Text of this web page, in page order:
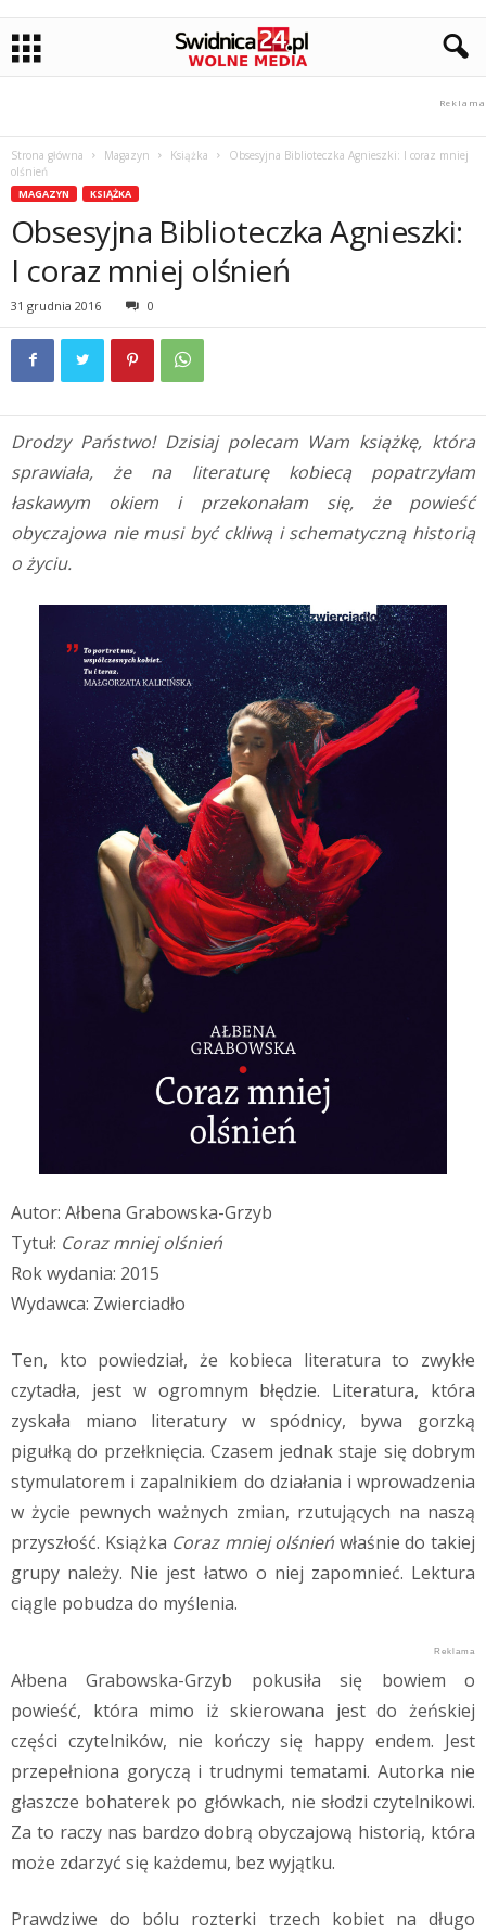
Strona główna Magazyn Książka
Obsesyjna Biblioteczka Agnieszki: I coraz mniej
olśnień
MAGAZYN KSIĄŻKA
Obsesyjna Biblioteczka Agnieszki:
I coraz mniej olśnień
31 grudnia 2016 0
Drodzy Państwo! Dzisiaj polecam Wam książkę, która
sprawiała, że na literaturę kobiecą popatrzyłam
łaskawym okiem i przekonałam się, że powieść
obyczajowa nie musi być ckliwą i schematyczną historią
o życiu.
Autor: Ałbena Grabowska-Grzyb
Tytuł: Coraz mniej olśnień
Rok wydania: 2015
Wydawca: Zwierciadło
Ten, kto powiedział, że kobieca literatura to zwykłe
czytadła, jest w ogromnym błędzie. Literatura, która
zyskała miano literatury w spódnicy, bywa gorzką
pigułką do przełknięcia. Czasem jednak staje się dobrym
stymulatorem i zapalnikiem do działania i wprowadzenia
w życie pewnych ważnych zmian, rzutujących na naszą
przyszłość. Książka Coraz mniej olśnień właśnie do takiej
grupy należy. Nie jest łatwo o niej zapomnieć. Lektura
ciągle pobudza do myślenia.
Ałbena Grabowska-Grzyb pokusiła się bowiem o
powieść, która mimo iż skierowana jest do żeńskiej
części czytelników, nie kończy się happy endem. Jest
przepełniona goryczą i trudnymi tematami. Autorka nie
głaszcze bohaterek po główkach, nie słodzi czytelnikowi.
Za to raczy nas bardzo dobrą obyczajową historią, która
może zdarzyć się każdemu, bez wyjątku.
Prawdziwe do bólu rozterki trzech kobiet na długo